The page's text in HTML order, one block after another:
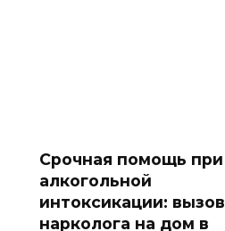
Срочная помощь при
алкогольной
интоксикации: вызов
нарколога на дом в